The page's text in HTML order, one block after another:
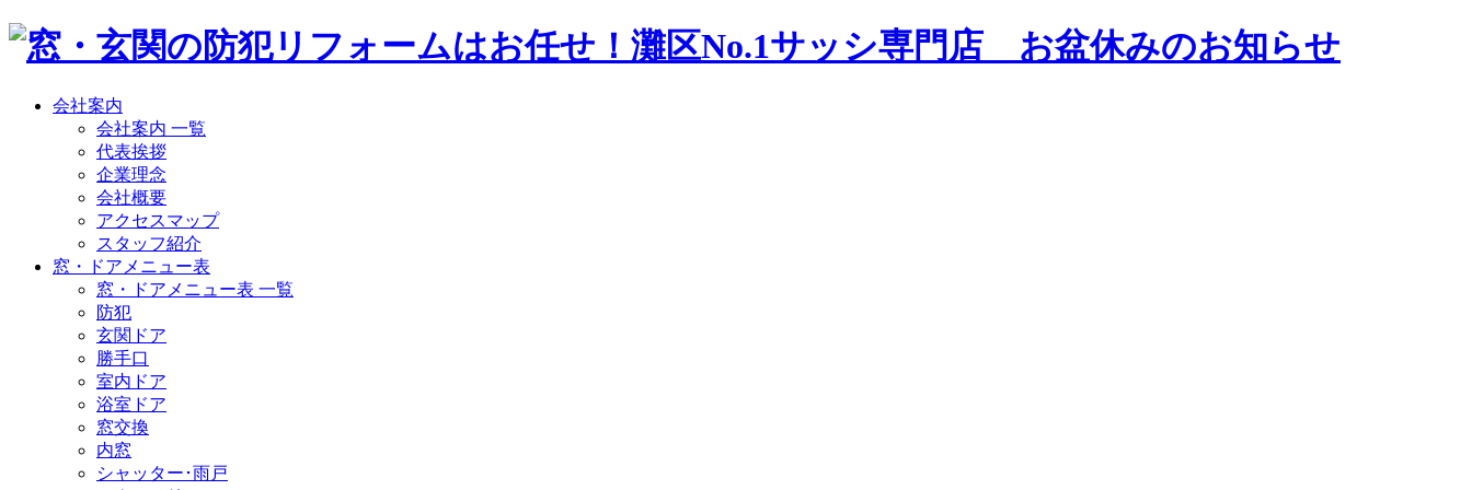
会社案内
会社案内 一覧
代表挨拶
企業理念
会社概要
アクセスマップ
スタッフ紹介
窓・ドアメニュー表
窓・ドアメニュー表 一覧
防犯
玄関ドア
勝手口
室内ドア
浴室ドア
窓交換
内窓
シャッター･雨戸